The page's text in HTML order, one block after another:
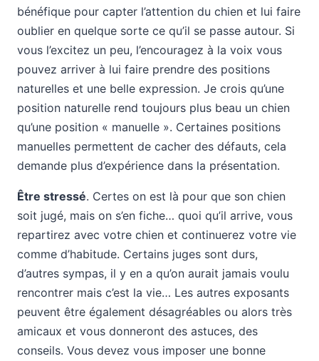
bénéfique pour capter l’attention du chien et lui faire
oublier en quelque sorte ce qu’il se passe autour. Si
vous l’excitez un peu, l’encouragez à la voix vous
pouvez arriver à lui faire prendre des positions
naturelles et une belle expression. Je crois qu’une
position naturelle rend toujours plus beau un chien
qu’une position « manuelle ». Certaines positions
manuelles permettent de cacher des défauts, cela
demande plus d’expérience dans la présentation.
Être stressé. Certes on est là pour que son chien
soit jugé, mais on s’en fiche… quoi qu’il arrive, vous
repartirez avec votre chien et continuerez votre vie
comme d’habitude. Certains juges sont durs,
d’autres sympas, il y en a qu’on aurait jamais voulu
rencontrer mais c’est la vie… Les autres exposants
peuvent être également désagréables ou alors très
amicaux et vous donneront des astuces, des
conseils. Vous devez vous imposer une bonne